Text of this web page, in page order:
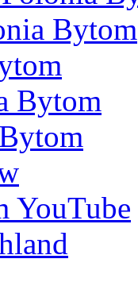
Bytom
Bytom
YouTube